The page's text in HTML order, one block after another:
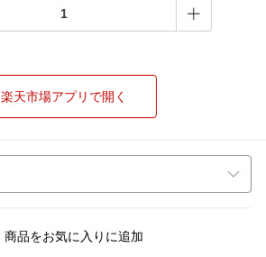
楽天市場アプリで開く
商品をお気に入りに追加